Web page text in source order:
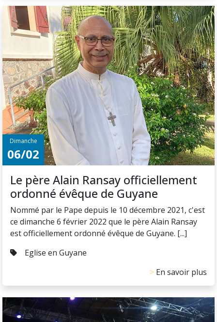
Dimanche
06/02
Le père Alain Ransay officiellement
ordonné évêque de Guyane
Nommé par le Pape depuis le 10 décembre 2021, c'est
ce dimanche 6 février 2022 que le père Alain Ransay
est officiellement ordonné évêque de Guyane. [...]
Eglise en Guyane
En savoir plus